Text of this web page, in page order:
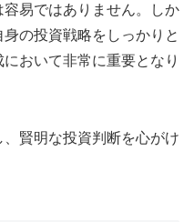
易ではありません。しか
の投資戦略をしっかりと
おいて非常に重要となり
賢明な投資判断を心がけ